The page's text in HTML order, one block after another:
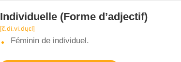
Individuelle (Forme d’adjectif)
[ɛ̃.di.vi.dɥɛl]
Féminin de individuel.